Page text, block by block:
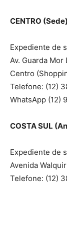
CENTRO (Sede)
Expediente de
Av. Guarda
Centro
Telefone: (12)
WhatsApp (12)
COSTA SUL
Expediente de
Avenida
Telefone: (12)